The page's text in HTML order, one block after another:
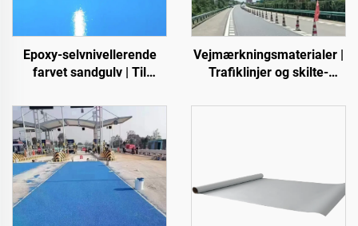
Epoxy-selvnivellerende
farvet sandgulv | Til
og high-end-private
projekter
Vejmærkningsmaterialer |
Trafiklinjer og skilte-
betonveje